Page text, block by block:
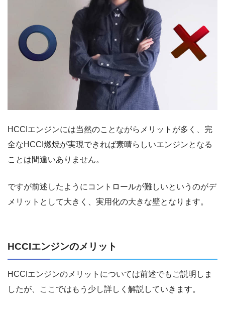
HCCIエンジンには当然のことながらメリットが多く、完
全なHCCI燃焼が実現できれば素晴らしいエンジンとなる
ことは間違いありません。
ですが前述したようにコントロールが難しいというのがデ
メリットとして大きく、実用化の大きな壁となります。
HCCIエンジンのメリット
HCCIエンジンのメリットについては前述でもご説明しま
したが、ここではもう少し詳しく解説していきます。